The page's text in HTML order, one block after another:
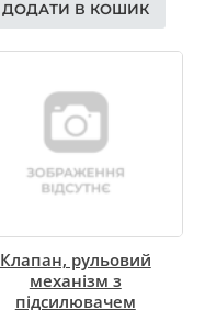
ДОДАТИ В КОШИК
Клапан, рульовий
механізм з
підсилювачем